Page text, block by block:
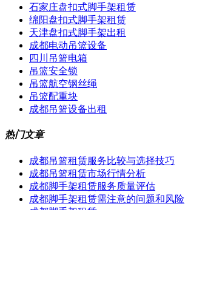
石家庄盘扣式脚手架租赁
绵阳盘扣式脚手架租赁
天津盘扣式脚手架出租
成都电动吊篮设备
四川吊篮电箱
吊篮安全锁
吊篮航空钢丝绳
吊篮配重块
成都吊篮设备出租
热门文章
成都吊篮租赁服务比较与选择技巧
成都吊篮租赁市场行情分析
成都脚手架租赁服务质量评估
成都脚手架租赁需注意的问题和风险
成都脚手架租赁